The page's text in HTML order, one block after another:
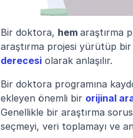
Bir doktora, hem araştırma
araştırma projesi yürütüp
derecesi olarak anlaşılır.
Bir doktora programına
ekleyen önemli bir orijinal
Genellikle bir araştırma
seçmeyi, veri toplamayı ve